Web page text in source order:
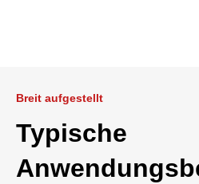
Breit aufgestellt
Typische